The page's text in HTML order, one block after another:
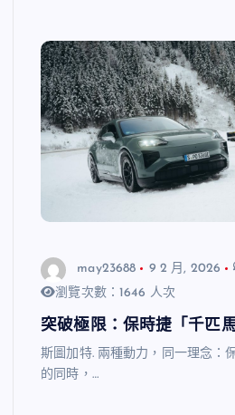
may23688 9 2 月, 2026
瀏覽次數：1646 人次
突破極限：保時捷「千匹
斯圖加特. 兩種動力，同一理念：
的同時，…